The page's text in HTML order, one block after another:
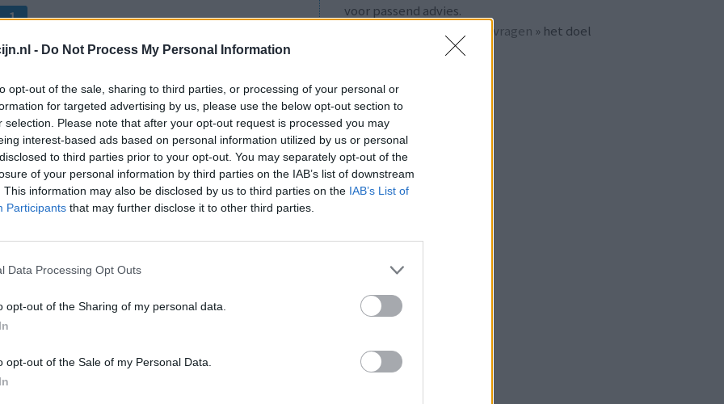
- Do Not Process My Personal Information
opt-out of the sale, sharing to third parties, or processing of your personal or
for targeted advertising by us, please use the below opt-out section to
selection. Please note that after your opt-out request is processed you may
interest-based ads based on personal information utilized by us or personal
to third parties prior to your opt-out. You may separately opt-out of the
of your personal information by third parties on the IAB’s list of downstream
This information may also be disclosed by us to third parties on the IAB’s List of
Participants that may further disclose it to other third parties.
Data Processing Opt Outs
opt-out of the Sharing of my personal data.
opt-out of the Sale of my Personal Data.
1
Effectiviteit
Hoeveelheid bijwerkingen
voor
voor
pijn dat
voor passend advies.
veelgestelde vragen » het doel
mijnmedicijn.nl.